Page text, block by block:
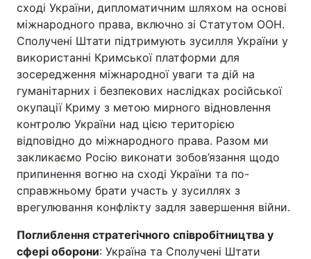
сході України, дипломатичним шляхом на основі
міжнародного права, включно зі Статутом ООН.
Сполучені Штати підтримують зусилля України у
використанні Кримської платформи для
зосередження міжнародної уваги та дій на
гуманітарних і безпекових наслідках російської
окупації Криму з метою мирного відновлення
контролю України над цією територією
відповідно до міжнародного права. Разом ми
закликаємо Росію виконати зобов’язання щодо
припинення вогню на сході України та по-
справжньому брати участь у зусиллях з
врегулювання конфлікту задля завершення війни.
Поглиблення стратегічного співробітництва у
сфері оборони: Україна та Сполучені Штати